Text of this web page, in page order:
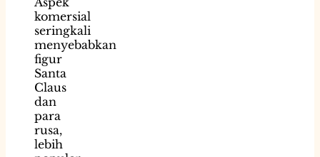
komersial
seringkali
menyebabkan
figur
Santa
Claus
dan
para
rusa,
lebih